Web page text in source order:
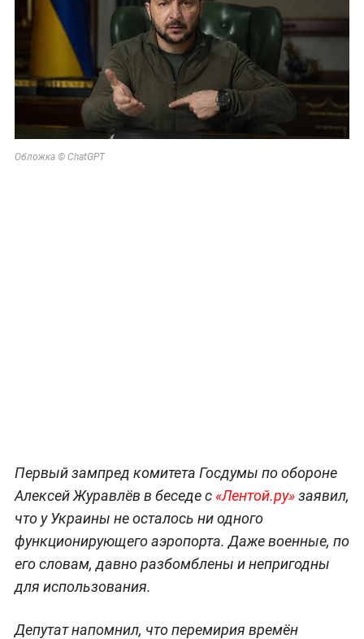
Обложка © ChatGPT
Первый зампред комитета Госдумы по обороне
Алексей Журавлёв в беседе с«Лентой.ру»заявил,
что у Украины не осталось ни одного
функционирующего аэропорта. Даже военные, по
его словам, давно разбомблены и непригодны
для использования.
Депутат напомнил, что перемирия времён